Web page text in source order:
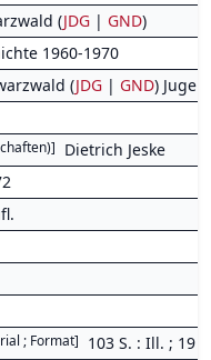
(JDG | GND)
1960-1970
(JDG | GND)
] Dietrich Jeske
; Format] 103 S. : Ill. ; 19